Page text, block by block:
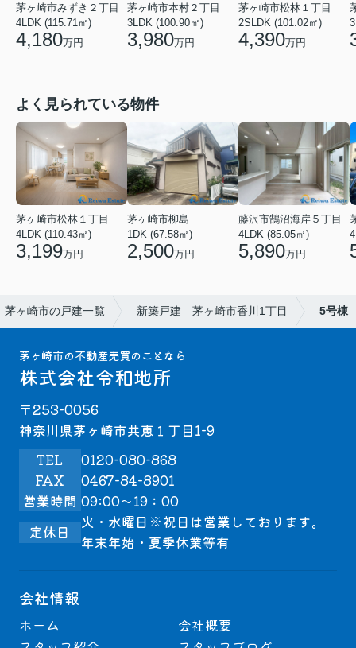
茅ヶ崎市みずき２丁目
4LDK (115.71㎡)
4,180万円
茅ヶ崎市本村２丁目
3LDK (100.90㎡)
3,980万円
茅ヶ崎市松林１丁目
2SLDK (101.02㎡)
4,390万円
よく見られている物件
茅ヶ崎市松林１丁目
4LDK (110.43㎡)
3,199万円
茅ヶ崎市柳島
1DK (67.58㎡)
2,500万円
藤沢市鵠沼海岸５丁目
4LDK (85.05㎡)
5,890万円
茅ヶ崎市の戸建一覧 新築戸建 茅ヶ崎市香川1丁目 5号棟
茅ヶ崎市の不動産売買のことなら
株式会社令和地所
〒253-0056
神奈川県茅ヶ崎市共恵１丁目1-9
TEL
0120-080-868
FAX
0467-84-8901
営業時間 09:00～19：00
定休日
火・水曜日※祝日は営業しております。
年末年始・夏季休業等有
会社情報
ホーム
会社概要